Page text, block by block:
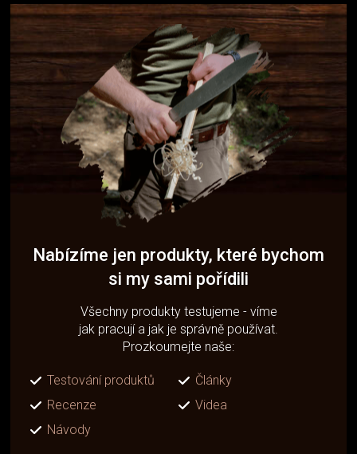
Nabízíme jen produkty, které bychom
si my sami pořídili
Všechny produkty testujeme - víme
jak pracují a jak je správně používat.
Prozkoumejte naše:
Testování produktů
Články
Recenze
Videa
Návody